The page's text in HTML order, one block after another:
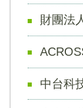
財團法
中台科